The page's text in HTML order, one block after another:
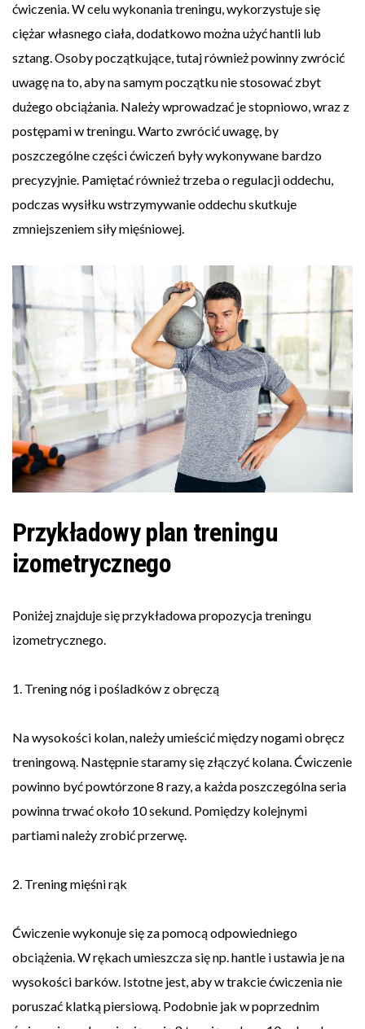
ćwiczenia. W celu wykonania treningu, wykorzystuje się
ciężar własnego ciała, dodatkowo można użyć hantli lub
sztang. Osoby początkujące, tutaj również powinny zwrócić
uwagę na to, aby na samym początku nie stosować zbyt
dużego obciążania. Należy wprowadzać je stopniowo, wraz z
postępami w treningu. Warto zwrócić uwagę, by
poszczególne części ćwiczeń były wykonywane bardzo
precyzyjnie. Pamiętać również trzeba o regulacji oddechu,
podczas wysiłku wstrzymywanie oddechu skutkuje
zmniejszeniem siły mięśniowej.
Przykładowy plan treningu
izometrycznego
Poniżej znajduje się przykładowa propozycja treningu
izometrycznego.
1. Trening nóg i pośladków z obręczą
Na wysokości kolan, należy umieścić między nogami obręcz
treningową. Następnie staramy się złączyć kolana. Ćwiczenie
powinno być powtórzone 8 razy, a każda poszczególna seria
powinna trwać około 10 sekund. Pomiędzy kolejnymi
partiami należy zrobić przerwę.
2. Trening mięśni rąk
Ćwiczenie wykonuje się za pomocą odpowiedniego
obciążenia. W rękach umieszcza się np. hantle i ustawia je na
wysokości barków. Istotne jest, aby w trakcie ćwiczenia nie
poruszać klatką piersiową. Podobnie jak w poprzednim